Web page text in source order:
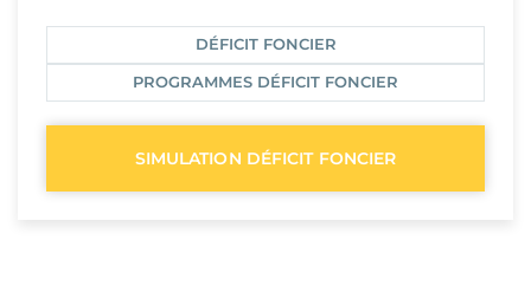
DÉFICIT FONCIER
PROGRAMMES DÉFICIT FONCIER
SIMULATION DÉFICIT FONCIER